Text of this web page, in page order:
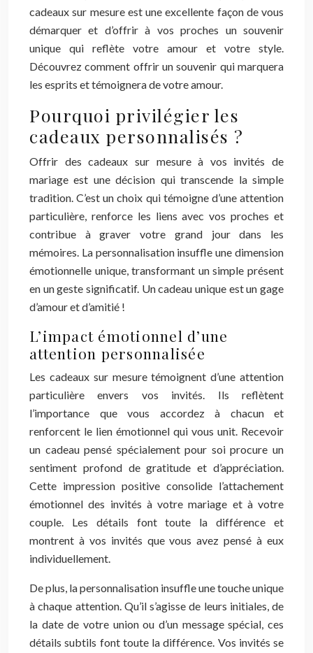
cadeaux sur mesure est une excellente façon de vous
démarquer et d’offrir à vos proches un souvenir
unique qui reflète votre amour et votre style.
Découvrez comment offrir un souvenir qui marquera
les esprits et témoignera de votre amour.
Pourquoi privilégier les
cadeaux personnalisés ?
Offrir des cadeaux sur mesure à vos invités de
mariage est une décision qui transcende la simple
tradition. C’est un choix qui témoigne d’une attention
particulière, renforce les liens avec vos proches et
contribue à graver votre grand jour dans les
mémoires. La personnalisation insuffle une dimension
émotionnelle unique, transformant un simple présent
en un geste significatif. Un cadeau unique est un gage
d’amour et d’amitié !
L’impact émotionnel d’une
attention personnalisée
Les cadeaux sur mesure témoignent d’une attention
particulière envers vos invités. Ils reflètent
l’importance que vous accordez à chacun et
renforcent le lien émotionnel qui vous unit. Recevoir
un cadeau pensé spécialement pour soi procure un
sentiment profond de gratitude et d’appréciation.
Cette impression positive consolide l’attachement
émotionnel des invités à votre mariage et à votre
couple. Les détails font toute la différence et
montrent à vos invités que vous avez pensé à eux
individuellement.
De plus, la personnalisation insuffle une touche unique
à chaque attention. Qu’il s’agisse de leurs initiales, de
la date de votre union ou d’un message spécial, ces
détails subtils font toute la différence. Vos invités se